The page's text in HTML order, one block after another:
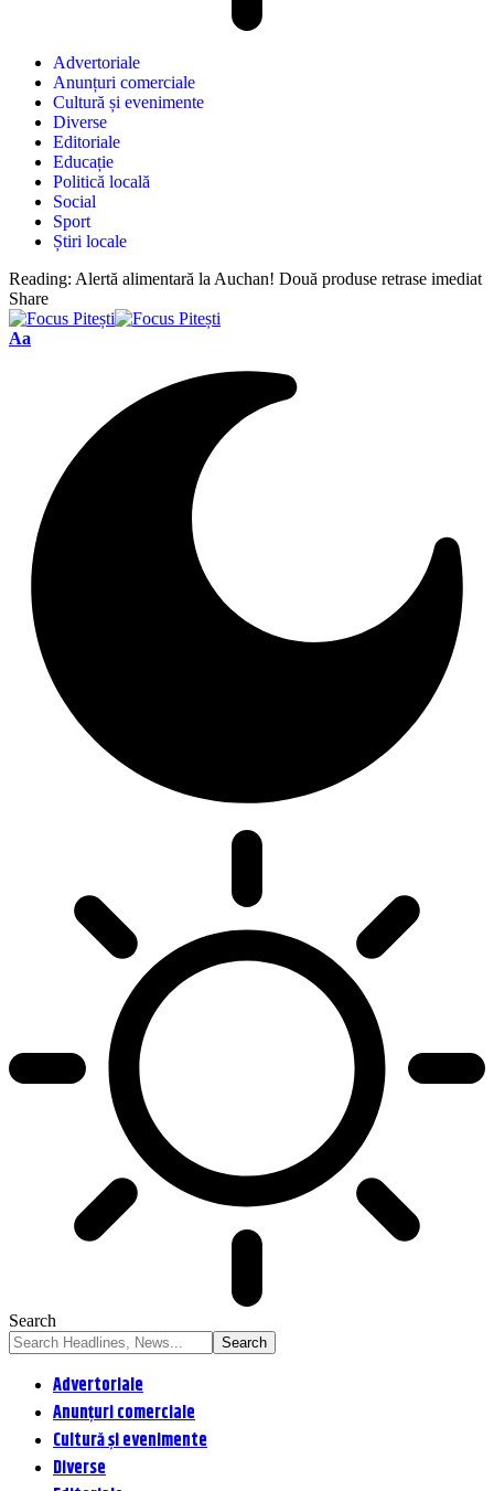
Advertoriale
Anunțuri comerciale
Cultură și evenimente
Diverse
Editoriale
Educație
Politică locală
Social
Sport
Știri locale
Reading: Alertă alimentară la Auchan! Două produse retrase imediat
Share
Aa
Search
Advertoriale
Anunțuri comerciale
Cultură și evenimente
Diverse